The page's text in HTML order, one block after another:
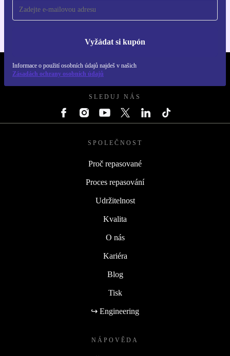
Vyžádat si kupón
Informace o použití osobních údajů najdeš v našich
Zásadách ochrany osobních údajů
REFURBED ČESKO - RETHINK NEW.
SLEDUJ NÁS
SPOLEČNOST
Proč repasované
Proces repasování
Udržitelnost
Kvalita
O nás
Kariéra
Blog
Tisk
↪ Engineering
NÁPOVĚDA